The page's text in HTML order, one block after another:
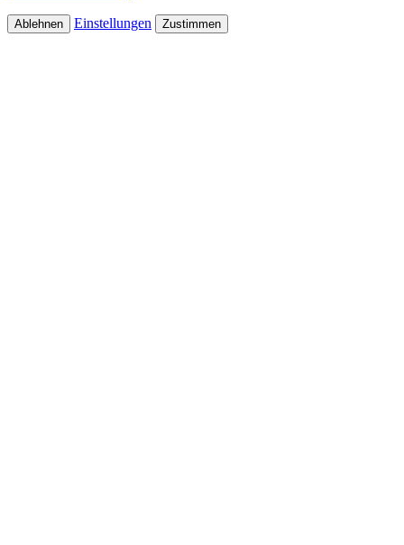
Ablehnen Einstellungen Zustimmen